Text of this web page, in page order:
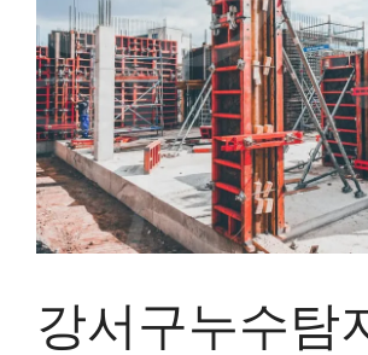
강서구누수탐